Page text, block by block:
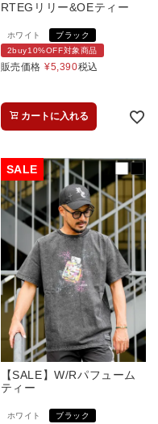
RTEGリリー&OEティー
ホワイト
ブラック
2buy10%OFF対象商品
販売価格 ¥5,390税込
カートに入れる
【SALE】W/Rパフューム
ティー
ホワイト ブラック